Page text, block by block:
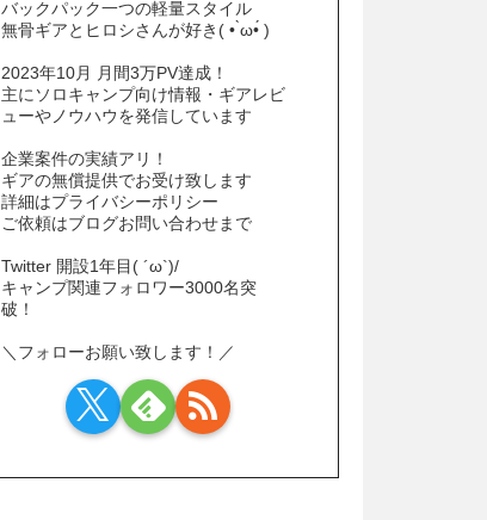
バックパック一つの軽量スタイル
無骨ギアとヒロシさんが好き( • ̀ω•́ )
2023年10月 月間3万PV達成！
主にソロキャンプ向け情報・ギアレビ
ューやノウハウを発信しています
企業案件の実績アリ！
ギアの無償提供でお受け致します
詳細はプライバシーポリシー
ご依頼はブログお問い合わせまで
Twitter 開設1年目( ´ω`)/
キャンプ関連フォロワー3000名突
破！
＼フォローお願い致します！／